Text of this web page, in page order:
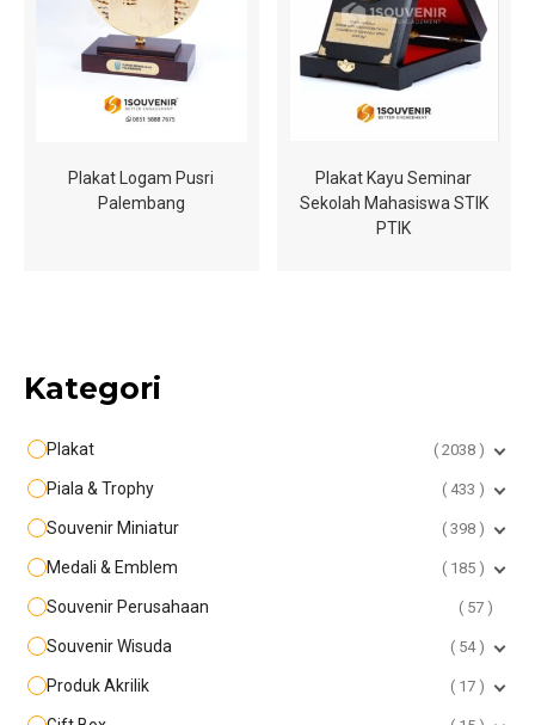
Plakat Logam Pusri
Palembang
Plakat Kayu Seminar
Sekolah Mahasiswa STIK
PTIK
Kategori
Plakat 2038
Piala & Trophy 433
Souvenir Miniatur 398
Medali & Emblem 185
Souvenir Perusahaan 57
Souvenir Wisuda 54
Produk Akrilik 17